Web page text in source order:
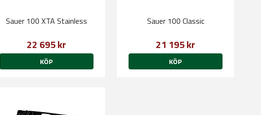
Sauer 100 XTA Stainless
22 695 kr
KÖP
Sauer 100 Classic
21 195 kr
KÖP